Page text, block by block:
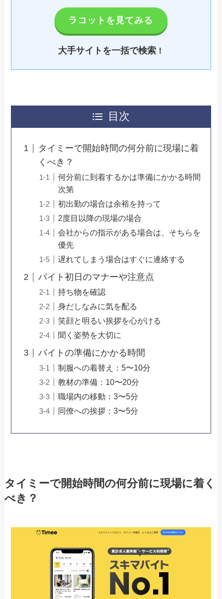
ラコットを見てみる
大手サイトを一括で検索 ！
目次
タイミーで開始時間の何分前に現場に着
くべき？
何分前に到着するかは準備にかかる時間
次第
初出勤の場合は余裕を持って
2度目以降の現場の場合
会社からの指示がある場合は、そちらを
優先
遅れてしまう場合はすぐに連絡する
バイト初日のマナーや注意点
持ち物を確認
身だしなみに気を配る
笑顔と明るい挨拶を心がける
聞く姿勢を大切に
バイトの準備にかかる時間
制服への着替え：5〜10分
教材の準備：10〜20分
職場内の移動：3〜5分
同僚への挨拶：3〜5分
タイミーで開始時間の何分前に現場に着く
べき？